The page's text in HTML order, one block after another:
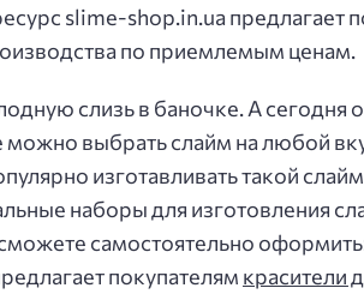
slime-shop.in.ua предлагает
по приемлемым ценам.
слизь в баночке. А
можно выбрать слайм на любой
изготавливать такой
наборы для изготовления
самостоятельно
покупателям красители